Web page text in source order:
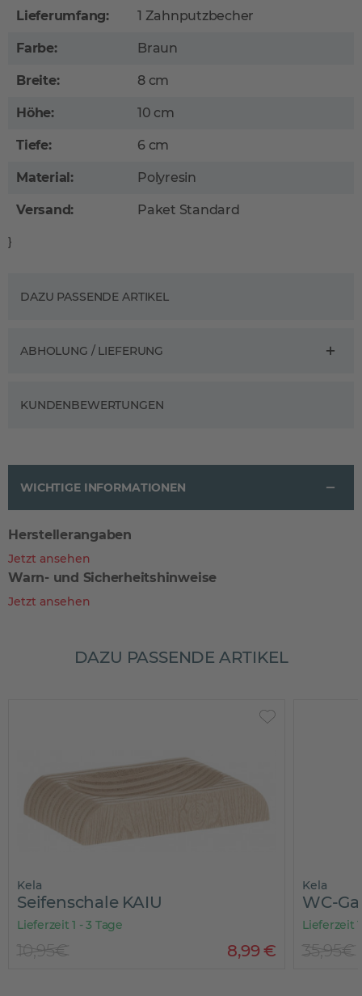
Lieferumfang: 1 Zahnputzbecher
Farbe: Braun
Breite: 8 cm
Höhe: 10 cm
Tiefe: 6 cm
Material: Polyresin
Versand: Paket Standard
}
DAZU PASSENDE ARTIKEL
ABHOLUNG / LIEFERUNG
KUNDENBEWERTUNGEN
WICHTIGE INFORMATIONEN
Herstellerangaben
Jetzt ansehen
Warn- und Sicherheitshinweise
Jetzt ansehen
DAZU PASSENDE ARTIKEL
KAIU
Tage
WC-Garnitur
Lieferzeit 1 - 3 Tage
35,95€